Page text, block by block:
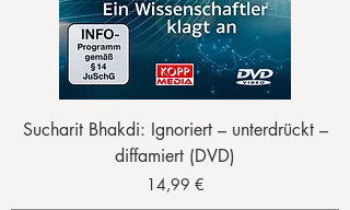
Sucharit Bhakdi: Ignoriert – unterdrückt –
diffamiert (DVD)
Preis
14,99 €